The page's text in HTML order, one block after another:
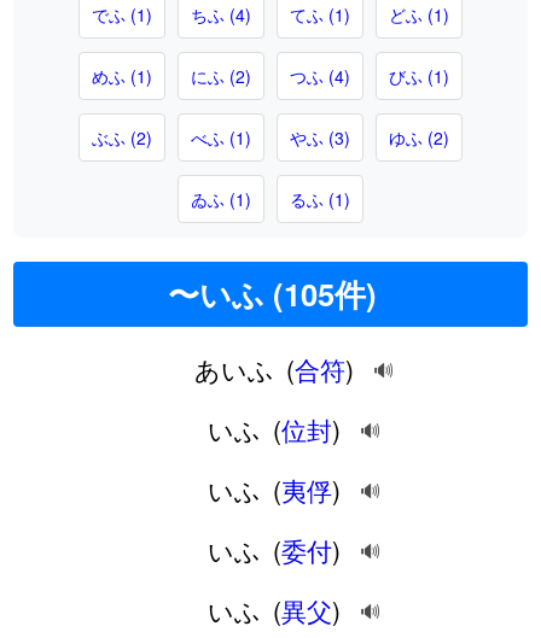
でふ (1) ちふ (4) てふ (1) どふ (1)
めふ (1) にふ (2) つふ (4) びふ (1)
ぶふ (2) べふ (1) やふ (3) ゆふ (2)
ゐふ (1) るふ (1)
〜いふ (105件)
あいふ (合符) 🔊
いふ (位封) 🔊
いふ (夷俘) 🔊
いふ (委付) 🔊
いふ (異父) 🔊